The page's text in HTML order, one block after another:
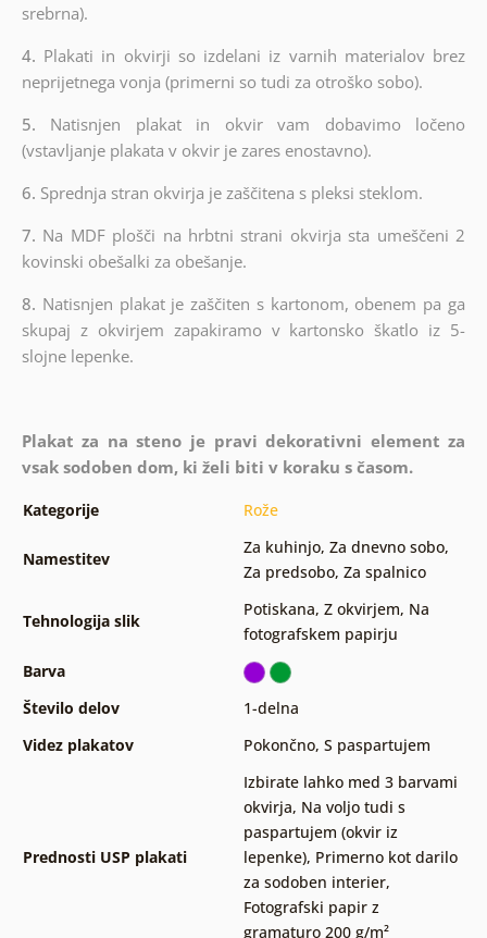
srebrna).
4. Plakati in okvirji so izdelani iz varnih materialov brez
neprijetnega vonja (primerni so tudi za otroško sobo).
5. Natisnjen plakat in okvir vam dobavimo ločeno
(vstavljanje plakata v okvir je zares enostavno).
6. Sprednja stran okvirja je zaščitena s pleksi steklom.
7. Na MDF plošči na hrbtni strani okvirja sta umeščeni 2
kovinski obešalki za obešanje.
8. Natisnjen plakat je zaščiten s kartonom, obenem pa ga
skupaj z okvirjem zapakiramo v kartonsko škatlo iz 5-
slojne lepenke.
Plakat za na steno je pravi dekorativni element za
vsak sodoben dom, ki želi biti v koraku s časom.
Kategorije Rože
Namestitev
Za kuhinjo, Za dnevno sobo,
Za predsobo, Za spalnico
Tehnologija slik
Potiskana, Z okvirjem, Na
fotografskem papirju
Barva
Število delov
1-delna
Videz plakatov
Pokončno, S paspartujem
Prednosti USP plakati
Izbirate lahko med 3 barvami
okvirja, Na voljo tudi s
paspartujem (okvir iz
lepenke), Primerno kot darilo
za sodoben interier,
Fotografski papir z
gramaturo 200 g/m²